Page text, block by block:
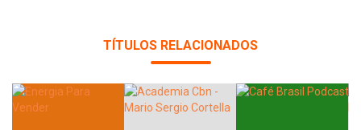
TÍTULOS RELACIONADOS